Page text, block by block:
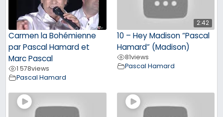
Carmen la Bohémienne
par Pascal Hamard et
Marc Pascal
1 578views
Pascal Hamard
2:42
10 – Hey Madison “Pascal
Hamard” (Madison)
81views
Pascal Hamard